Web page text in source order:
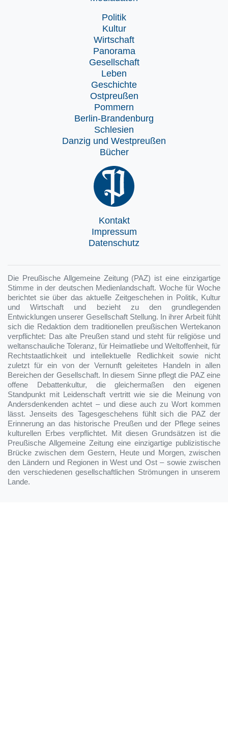
Politik
Kultur
Wirtschaft
Panorama
Gesellschaft
Leben
Geschichte
Ostpreußen
Pommern
Berlin-Brandenburg
Schlesien
Danzig und Westpreußen
Bücher
Kontakt
Impressum
Datenschutz
Die Preußische Allgemeine Zeitung (PAZ) ist eine einzigartige
Stimme in der deutschen Medienlandschaft. Woche für Woche
berichtet sie über das aktuelle Zeitgeschehen in Politik, Kultur
und Wirtschaft und bezieht zu den grundlegenden
Entwicklungen unserer Gesellschaft Stellung. In ihrer Arbeit fühlt
sich die Redaktion dem traditionellen preußischen Wertekanon
verpflichtet: Das alte Preußen stand und steht für religiöse und
weltanschauliche Toleranz, für Heimatliebe und Weltoffenheit, für
Rechtstaatlichkeit und intellektuelle Redlichkeit sowie nicht
zuletzt für ein von der Vernunft geleitetes Handeln in allen
Bereichen der Gesellschaft. In diesem Sinne pflegt die PAZ eine
offene Debattenkultur, die gleichermaßen den eigenen
Standpunkt mit Leidenschaft vertritt wie sie die Meinung von
Andersdenkenden achtet – und diese auch zu Wort kommen
lässt. Jenseits des Tagesgeschehens fühlt sich die PAZ der
Erinnerung an das historische Preußen und der Pflege seines
kulturellen Erbes verpflichtet. Mit diesen Grundsätzen ist die
Preußische Allgemeine Zeitung eine einzigartige publizistische
Brücke zwischen dem Gestern, Heute und Morgen, zwischen
den Ländern und Regionen in West und Ost – sowie zwischen
den verschiedenen gesellschaftlichen Strömungen in unserem
Lande.